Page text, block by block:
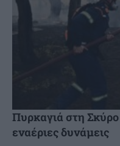
Πυρκαγιά στη
εναέριες δυνάμεις